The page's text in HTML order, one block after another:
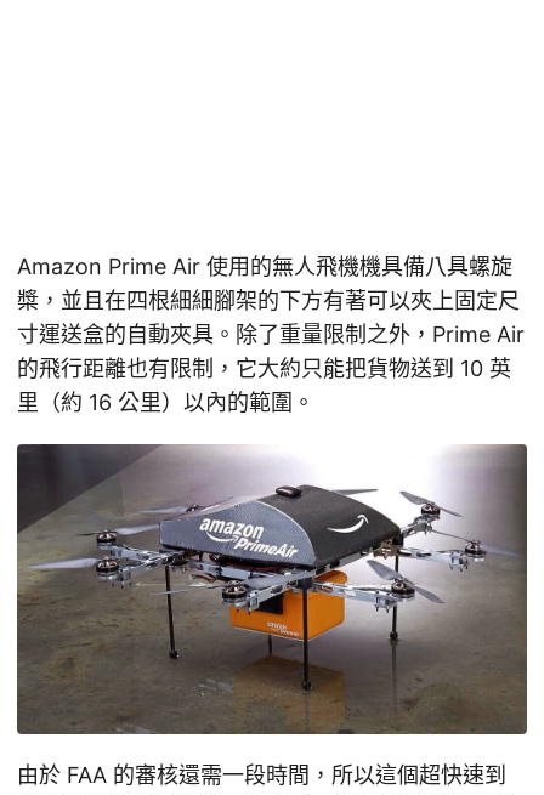
Amazon Prime Air 使用的無人飛機機具備八具螺旋
槳，並且在四根細細腳架的下方有著可以夾上固定尺
寸運送盒的自動夾具。除了重量限制之外，Prime Air
的飛行距離也有限制，它大約只能把貨物送到 10 英
里（約 16 公里）以內的範圍。
由於 FAA 的審核還需一段時間，所以這個超快速到